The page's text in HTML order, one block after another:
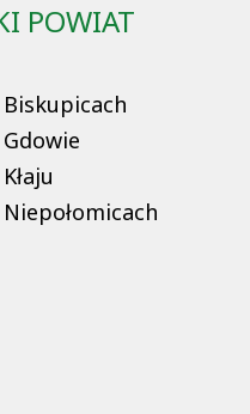
POWIAT